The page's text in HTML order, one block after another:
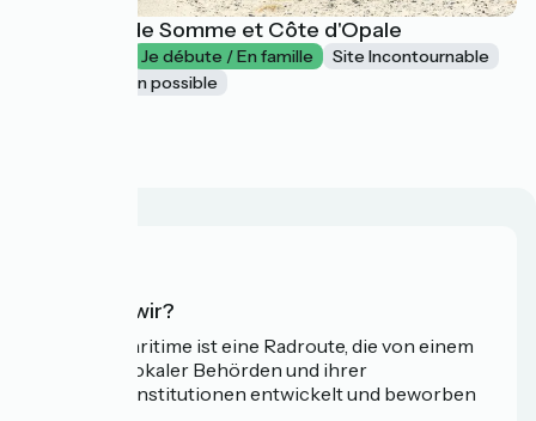
Entre Baie de Somme et Côte d'Opale
Je débute / En famille
Site Incontournable
Retour en train possible
Wer sind wir?
Die Vélomaritime ist eine Radroute, die von einem
Netzwerk lokaler Behörden und ihrer
Tourismusinstitutionen entwickelt und beworben